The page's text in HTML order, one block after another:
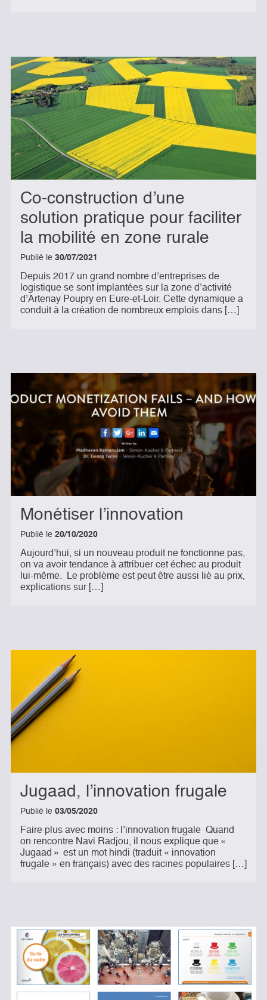
Co-construction d’une
solution pratique pour faciliter
la mobilité en zone rurale
Publié le 30/07/2021
Depuis 2017 un grand nombre d’entreprises de
logistique se sont implantées sur la zone d’activité
d’Artenay Poupry en Eure-et-Loir. Cette dynamique a
conduit à la création de nombreux emplois dans […]
Monétiser l’innovation
Publié le 20/10/2020
Aujourd’hui, si un nouveau produit ne fonctionne pas,
on va avoir tendance à attribuer cet échec au produit
lui-même. Le problème est peut être aussi lié au prix,
explications sur […]
Jugaad, l’innovation frugale
Publié le 03/05/2020
Faire plus avec moins : l’innovation frugale Quand
on rencontre Navi Radjou, il nous explique que «
Jugaad » est un mot hindi (traduit « innovation
frugale » en français) avec des racines populaires […]